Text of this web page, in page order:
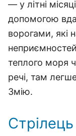
— у літні
допомогою
ворогами, які
теплого моря
речі, там
Змію.
Стрілець